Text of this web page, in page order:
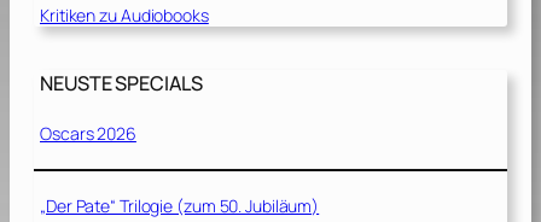
Kritiken zu Audiobooks
NEUSTE SPECIALS
Oscars 2026
„Der Pate“ Trilogie (zum 50. Jubiläum)